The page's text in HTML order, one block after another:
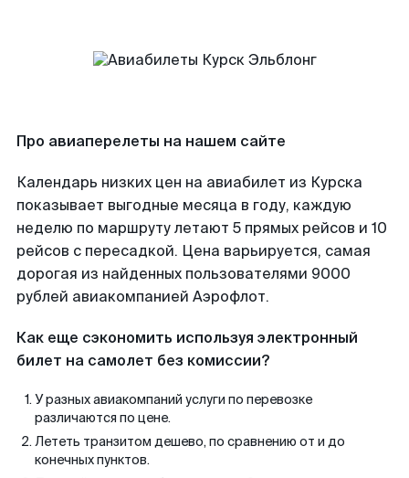
Про авиаперелеты на нашем сайте
Календарь низких цен на авиабилет из Курска
показывает выгодные месяца в году, каждую
неделю по маршруту летают 5 прямых рейсов и 10
рейсов с пересадкой. Цена варьируется, самая
дорогая из найденных пользователями 9000
рублей авиакомпанией Аэрофлот.
Как еще сэкономить используя электронный
билет на самолет без комиссии?
У разных авиакомпаний услуги по перевозке
различаются по цене.
Лететь транзитом дешево, по сравнению от и до
конечных пунктов.